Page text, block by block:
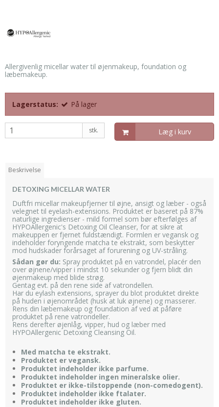
Allergivenlig micellar water til øjenmakeup, foundation og
læbemakeup.
Lagerstatus: På lager
stk. Læg i kurv
Beskrivelse
DETOXING MICELLAR WATER
Duftfri micellar makeupfjerner til øjne, ansigt og læber - også
velegnet til eyelash-extensions. Produktet er baseret på 87%
naturlige ingredienser - mild formel som bør efterfølges af
HYPOAllergenic's Detoxing Oil Cleanser, for at sikre at
makeuppen er fjernet fuldstændigt. Formlen er vegansk og
indeholder foryngende matcha te ekstrakt, som beskytter
mod hudskader forårsaget af forurening og UV-stråling.
Sådan gør du: Spray produktet på en vatrondel, placér den
over øjnene/vipper i mindst 10 sekunder og fjern blidt din
øjenmakeup med blide strøg.
Gentag evt. på den rene side af vatrondellen.
Har du eylash extensions, sprayer du blot produktet direkte
på huden i øjenområdet (husk at luk øjnene) og masserer.
Rens din læbemakeup og foundation af ved at påføre
produktet på rene vatrondeller.
Rens derefter øjenlåg, vipper, hud og læber med
HYPOAllergenic Detoxing Cleansing Oil.
Med matcha te ekstrakt.
Produktet er vegansk.
Produktet indeholder ikke parfume.
Produktet indeholder ingen mineralske olier.
Produktet er ikke-tilstoppende (non-comedogent).
Produktet indeholder ikke ftalater.
Produktet indeholder ikke gluten.